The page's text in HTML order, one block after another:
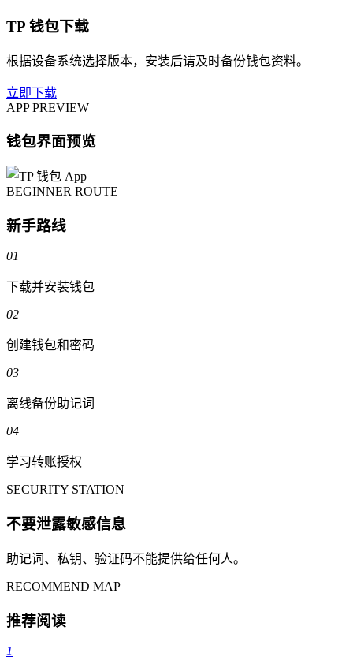
TP 钱包下载
根据设备系统选择版本，安装后请及时备份钱包资料。
立即下载
APP PREVIEW
钱包界面预览
BEGINNER ROUTE
新手路线
01
下载并安装钱包
02
创建钱包和密码
03
离线备份助记词
04
学习转账授权
SECURITY STATION
不要泄露敏感信息
助记词、私钥、验证码不能提供给任何人。
RECOMMEND MAP
推荐阅读
1